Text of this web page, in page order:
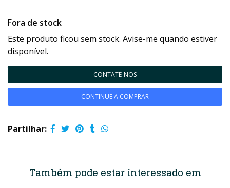
Fora de stock
Este produto ficou sem stock. Avise-me quando estiver
disponível.
CONTATE-NOS
CONTINUE A COMPRAR
Partilhar:
Também pode estar interessado em